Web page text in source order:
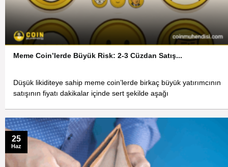
Meme Coin’lerde Büyük Risk: 2-3 Cüzdan Satış...
Düşük likiditeye sahip meme coin’lerde birkaç büyük yatırımcının
satışının fiyatı dakikalar içinde sert şekilde aşağı
25
Haz